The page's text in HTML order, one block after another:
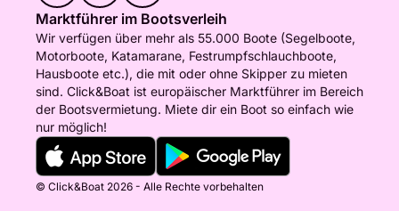
Marktführer im Bootsverleih
Wir verfügen über mehr als 55.000 Boote (Segelboote,
Motorboote, Katamarane, Festrumpfschlauchboote,
Hausboote etc.), die mit oder ohne Skipper zu mieten
sind. Click&Boat ist europäischer Marktführer im Bereich
der Bootsvermietung. Miete dir ein Boot so einfach wie
nur möglich!
© Click&Boat 2026 - Alle Rechte vorbehalten